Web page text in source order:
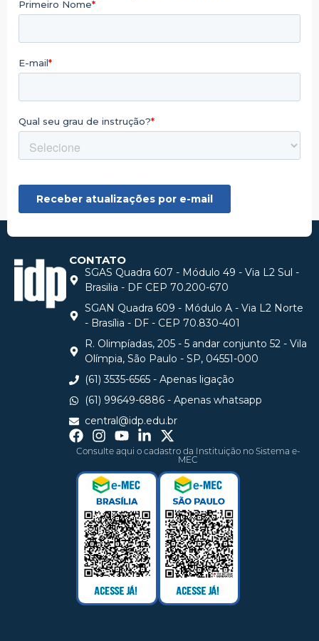
CONTATO
SGAS Quadra 607 - Módulo 49 - Via L2 Sul -
Brasilia - DF CEP 70.200-670
SGAN Quadra 609 - Módulo A - Via L2 Norte
- Brasília - DF - CEP 70.830-401
R. Olimpíadas, 205 - 5 andar conjunto 52 - Vila
Olímpia, São Paulo - SP, 04551-000
(61) 3535-6565 - Apenas ligação
(61) 99649-6886 - Apenas whatsapp
central@idp.edu.br
Consulte aqui o cadastro da Instituição no Sistema e-
MEC